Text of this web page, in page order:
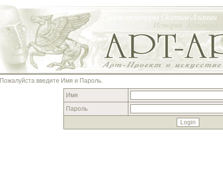
Пожалуйста введите Имя и Пароль.
Имя
Пароль